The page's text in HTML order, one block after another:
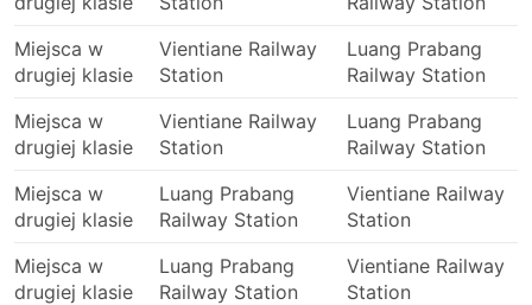
Miejsca w
drugiej klasie
Vientiane Railway
Station
Luang Prabang
Railway Station
Miejsca w
drugiej klasie
Vientiane Railway
Station
Luang Prabang
Railway Station
Miejsca w
drugiej klasie
Luang Prabang
Railway Station
Vientiane Railway
Station
Miejsca w
drugiej klasie
Luang Prabang
Railway Station
Vientiane Railway
Station